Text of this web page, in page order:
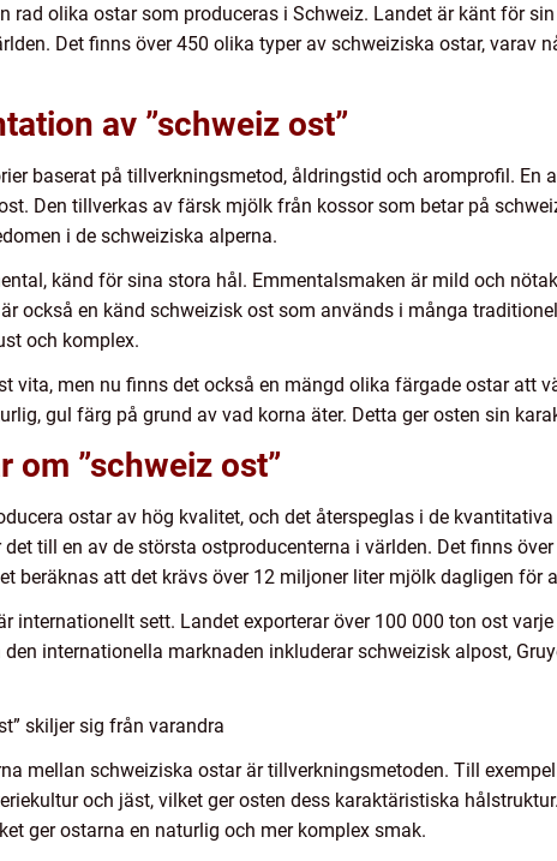
rad olika ostar som produceras i Schweiz. Landet är känt för
Det finns över 450 olika typer av schweiziska ostar, varav
av ”schweiz ost”
baserat på tillverkningsmetod, åldringstid och aromprofil. En
Den tillverkas av färsk mjölk från kossor som betar på
i de schweiziska alperna.
känd för sina stora hål. Emmentalsmaken är mild och
också en känd schweizisk ost som används i många
och komplex.
vita, men nu finns det också en mängd olika färgade ostar att
gul färg på grund av vad korna äter. Detta ger osten sin
om ”schweiz ost”
ostar av hög kvalitet, och det återspeglas i de
till en av de största ostproducenterna i världen. Det finns
beräknas att det krävs över 12 miljoner liter mjölk dagligen för
internationellt sett. Landet exporterar över 100 000 ton ost
internationella marknaden inkluderar schweizisk alpost,
skiljer sig från varandra
mellan schweiziska ostar är tillverkningsmetoden. Till
och jäst, vilket ger osten dess karaktäristiska
ger ostarna en naturlig och mer komplex smak.